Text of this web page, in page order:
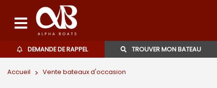
DEMANDE DE RAPPEL TROUVER MON BATEAU
Accueil > Vente bateaux d'occasion